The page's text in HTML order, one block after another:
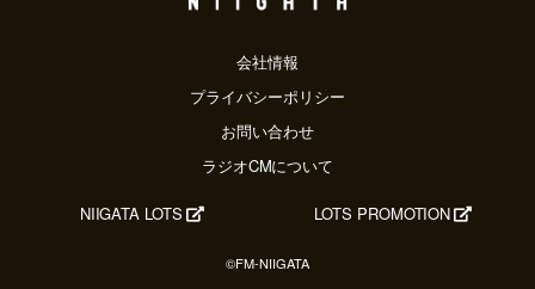
会社情報
プライバシーポリシー
お問い合わせ
ラジオCMについて
NIIGATA LOTS LOTS PROMOTION
©FM-NIIGATA